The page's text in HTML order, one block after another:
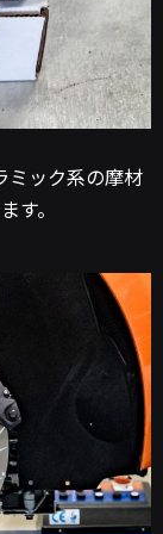
ック系の摩材
す。